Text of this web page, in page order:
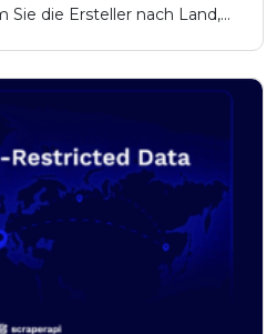
die Ersteller nach Land,...